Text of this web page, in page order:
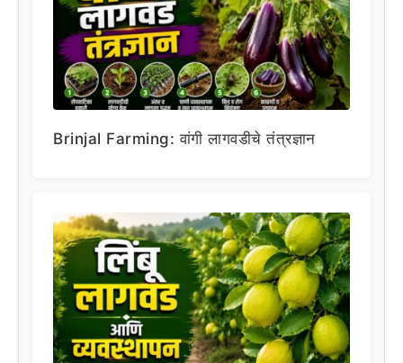
Brinjal Farming: वांगी लागवडीचे तंत्रज्ञान